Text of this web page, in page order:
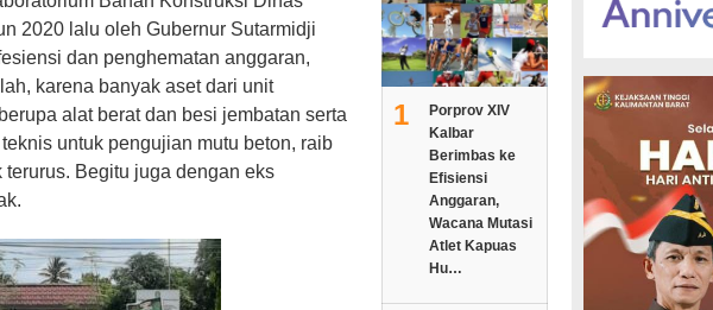
2020 lalu oleh Gubernur Sutarmidji
dan penghematan anggaran,
karena banyak aset dari unit
alat berat dan besi jembatan serta
untuk pengujian mutu beton, raib
Begitu juga dengan eks
1
Porprov XIV
Kalbar
Berimbas ke
Efisiensi
Anggaran,
Wacana Mutasi
Atlet Kapuas
Hu…